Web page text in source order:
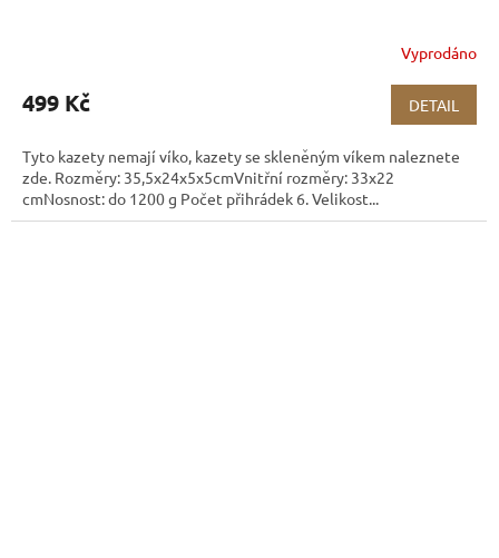
Vyprodáno
499 Kč DETAIL
Tyto kazety nemají víko, kazety se skleněným víkem naleznete
zde. Rozměry: 35,5x24x5x5cmVnitřní rozměry: 33x22
cmNosnost: do 1200 g Počet přihrádek 6. Velikost...